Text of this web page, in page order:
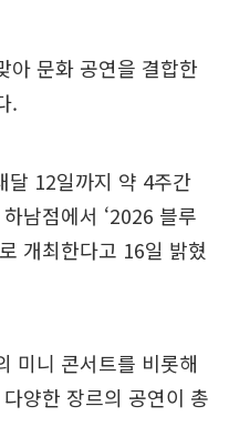
아 문화 공연을 결합한
.
달 12일까지 약 4주간
남점에서 ‘2026 블루
개최한다고 16일 밝혔
미니 콘서트를 비롯해
양한 장르의 공연이 총